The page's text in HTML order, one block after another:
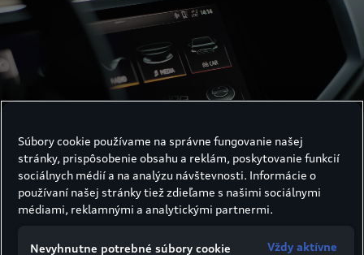
MMI navigácia plus
Súbory cookie používame na správne fungovanie našej
stránky, prispôsobenie obsahu a reklám, poskytovanie funkcií
sociálnych médií a na analýzu návštevnosti. Informácie o
používaní našej stránky tiež zdieľame s našimi sociálnymi
médiami, reklamnými a analytickými partnermi.
Nevyhnutne potrebné súbory cookie Vždy aktívne